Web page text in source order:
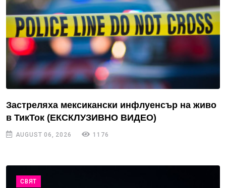
Застреляха мексикански инфлуенсър на живо
в ТикТок (ЕКСКЛУЗИВНО ВИДЕО)
AUGUST 06, 2026 1176
СВЯТ